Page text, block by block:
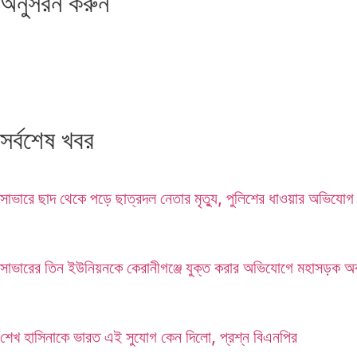
সর্বশেষ খবর
সাভারে ছাদ থেকে পড়ে ছাত্রদল নেতার মৃত্যু, পুলিশের ধাওয়ার অভিযোগ
সাভারের তিন ইউনিয়নকে কেরানীগঞ্জে যুক্ত করার অভিযোগে মহাসড়ক
শেখ হাসিনাকে ভারত এই সুযোগ কেন দিলো, প্রশ্ন বিএনপির